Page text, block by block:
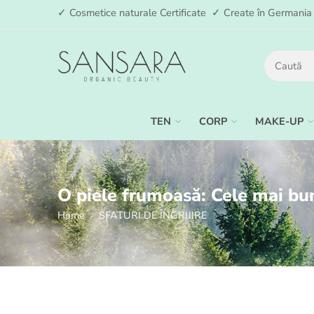
✓ Cosmetice naturale Certificate ✓ Create în
TEN CORP MAKE-UP
O piele frumoasă: Cele mai
Home SFATURI DE ÎNGRIJIRE